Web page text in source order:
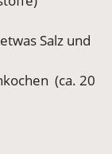
Salz und
(ca. 20